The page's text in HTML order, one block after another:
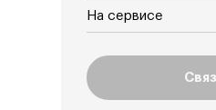
На сервисе